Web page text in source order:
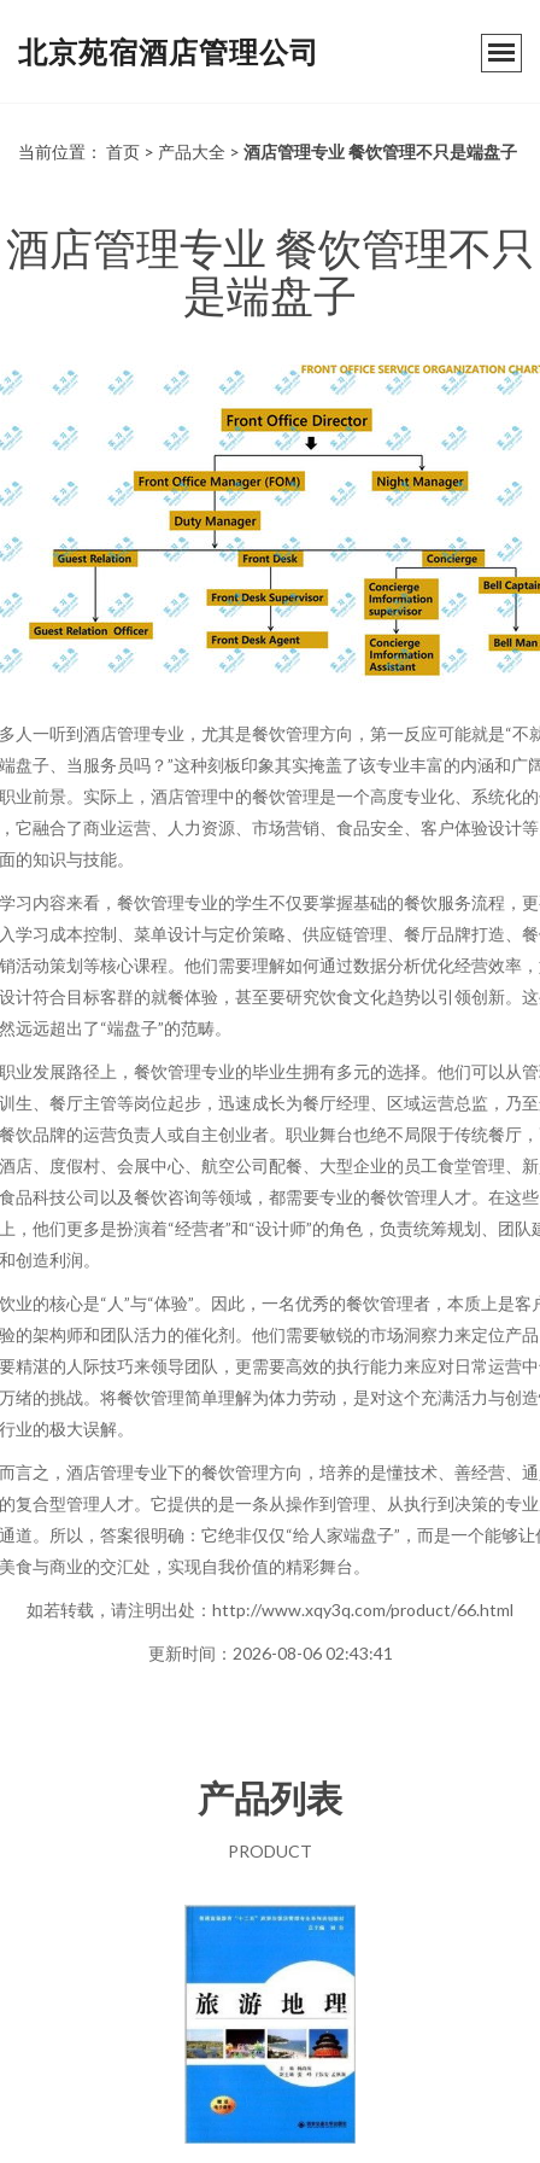
北京苑宿酒店管理公司
当前位置： 首页 > 产品大全 > 酒店管理专业 餐饮管理不只是端盘子
酒店管理专业 餐饮管理不只
是端盘子
人一听到酒店管理专业，尤其是餐饮管理方向，第一反应可能就是“不
盘子、当服务员吗？”这种刻板印象其实掩盖了该专业丰富的内涵和广
业前景。实际上，酒店管理中的餐饮管理是一个高度专业化、系统化
它融合了商业运营、人力资源、市场营销、食品安全、客户体验设计
的知识与技能。
习内容来看，餐饮管理专业的学生不仅要掌握基础的餐饮服务流程，
学习成本控制、菜单设计与定价策略、供应链管理、餐厅品牌打造、
活动策划等核心课程。他们需要理解如何通过数据分析优化经营效率
计符合目标客群的就餐体验，甚至要研究饮食文化趋势以引领创新。
远远超出了“端盘子”的范畴。
业发展路径上，餐饮管理专业的毕业生拥有多元的选择。他们可以从
生、餐厅主管等岗位起步，迅速成长为餐厅经理、区域运营总监，乃
饮品牌的运营负责人或自主创业者。职业舞台也绝不局限于传统餐厅
店、度假村、会展中心、航空公司配餐、大型企业的员工食堂管理、
品科技公司以及餐饮咨询等领域，都需要专业的餐饮管理人才。在这
，他们更多是扮演着“经营者”和“设计师”的角色，负责统筹规划、团队
创造利润。
业的核心是“人”与“体验”。因此，一名优秀的餐饮管理者，本质上是客
的架构师和团队活力的催化剂。他们需要敏锐的市场洞察力来定位产
精湛的人际技巧来领导团队，更需要高效的执行能力来应对日常运营
绪的挑战。将餐饮管理简单理解为体力劳动，是对这个充满活力与创
业的极大误解。
言之，酒店管理专业下的餐饮管理方向，培养的是懂技术、善经营、
复合型管理人才。它提供的是一条从操作到管理、从执行到决策的专
道。所以，答案很明确：它绝非仅仅“给人家端盘子”，而是一个能够让
食与商业的交汇处，实现自我价值的精彩舞台。
如若转载，请注明出处：http://www.xqy3q.com/product/66.html
更新时间：2026-08-06 02:43:41
产品列表
PRODUCT